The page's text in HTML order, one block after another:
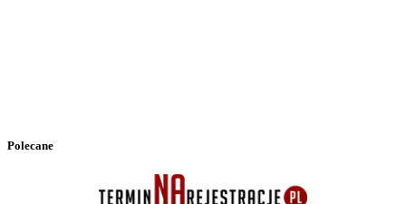
Polecane